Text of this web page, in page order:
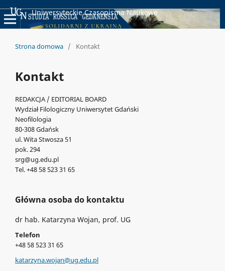
Uniwersyteckie Czasopisma Naukowe
Strona domowa / Kontakt
Kontakt
REDAKCJA / EDITORIAL BOARD
Wydział Filologiczny Uniwersytet Gdański
Neofilologia
80-308 Gdańsk
ul. Wita Stwosza 51
pok. 294
srg@ug.edu.pl
Tel. +48 58 523 31 65
Główna osoba do kontaktu
dr hab. Katarzyna Wojan, prof. UG
Telefon
+48 58 523 31 65
katarzyna.wojan@ug.edu.pl